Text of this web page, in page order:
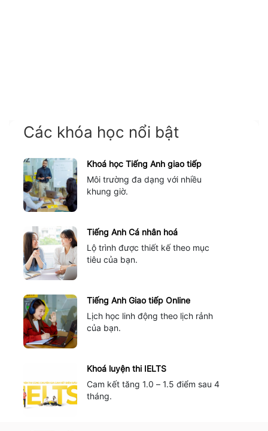
Các khóa học nổi bật
Khoá học Tiếng Anh giao tiếp
Môi trường đa dạng với nhiều
khung giờ.
Tiếng Anh Cá nhân hoá
Lộ trình được thiết kế theo mục
tiêu của bạn.
Tiếng Anh Giao tiếp Online
Lịch học linh động theo lịch rảnh
của bạn.
Khoá luyện thi IELTS
Cam kết tăng 1.0 – 1.5 điểm sau 4
tháng.